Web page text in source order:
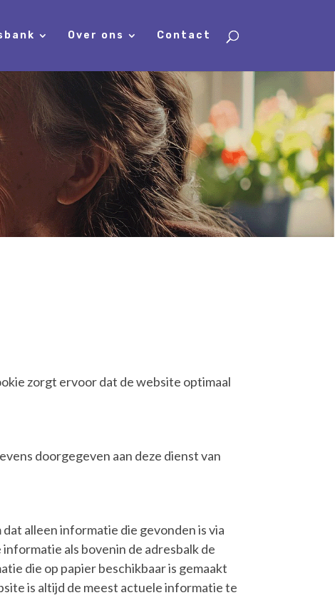
Over ons Contact
zorgt ervoor dat de website optimaal
doorgegeven aan deze dienst van
alleen informatie die gevonden is via
als bovenin de adresbalk de
die op papier beschikbaar is gemaakt
is altijd de meest actuele informatie te